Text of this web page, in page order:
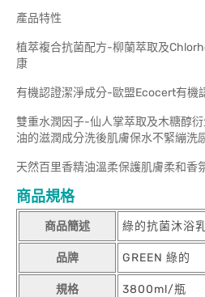
產品特性
植萃複合抗菌配方-柳蘭萃取及
康
有機認證潔淨成分-歐盟Ecocert有機
雙重水潤因子-仙人掌萃取及木糖醇
油的滋潤成分洗後肌膚保水不緊繃洗
天然百里香精油溫柔保護肌膚柔和香
商品規格
商品簡述 綠的抗菌沐浴
品牌 GREEN 綠的
規格 3800ml/瓶